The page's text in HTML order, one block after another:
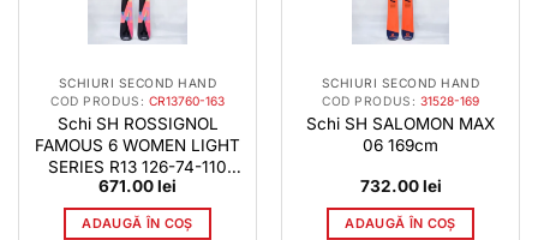
SCHIURI SECOND HAND
COD PRODUS: CR13760-163
Schi SH ROSSIGNOL
FAMOUS 6 WOMEN LIGHT
SERIES R13 126-74-110
163cm
671.00lei
ADAUGĂ ÎN COȘ
SCHIURI SECOND HAND
COD PRODUS: 31528-169
Schi SH SALOMON MAX
06 169cm
732.00lei
ADAUGĂ ÎN COȘ